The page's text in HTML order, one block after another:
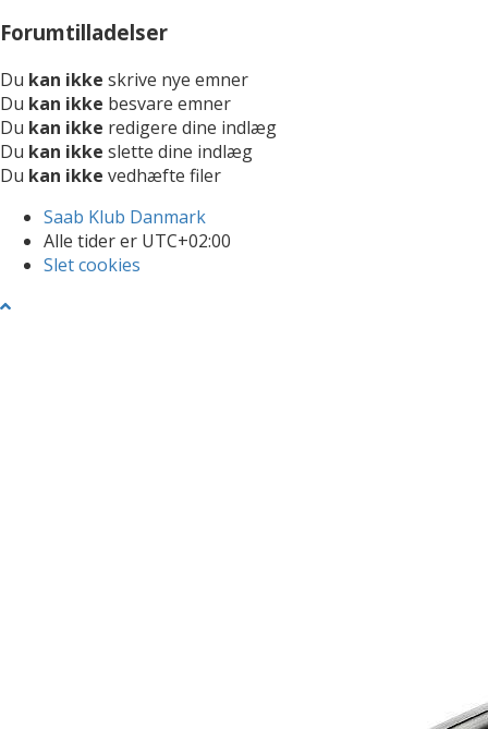
Forumtilladelser
Du kan ikke skrive nye emner
Du kan ikke besvare emner
Du kan ikke redigere dine indlæg
Du kan ikke slette dine indlæg
Du kan ikke vedhæfte filer
Saab Klub Danmark
Alle tider er UTC+02:00
Slet cookies